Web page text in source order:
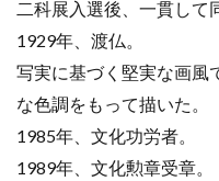
二科展入選後、一貫して
1929年、渡仏。
写実に基づく堅実な画風
な色調をもって描いた。
1985年、文化功労者。
1989年、文化勲章受章。